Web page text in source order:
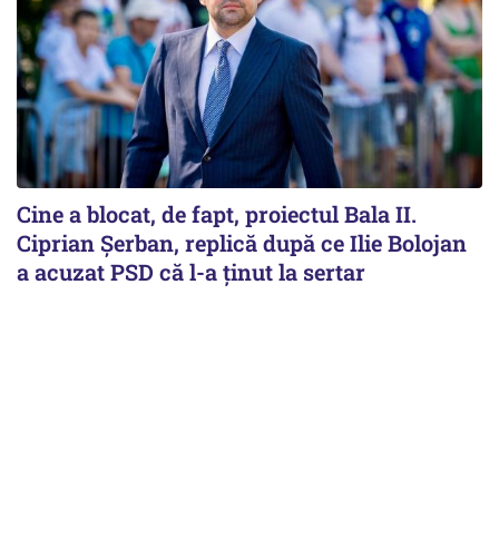
Cine a blocat, de fapt, proiectul Bala II.
Ciprian Șerban, replică după ce Ilie Bolojan
a acuzat PSD că l-a ținut la sertar